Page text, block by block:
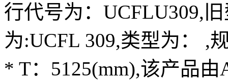
行代号为：UCFLU309,
为:UCFL 309,类型为： ,
* T：5125(mm),该产品